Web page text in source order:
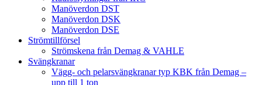
Manöverdon DST
Manöverdon DSK
Manöverdon DSE
Strömtillförsel
Strömskena från Demag & VAHLE
Svängkranar
Vägg- och pelarsvängkranar typ KBK från Demag –
upp till 1 ton